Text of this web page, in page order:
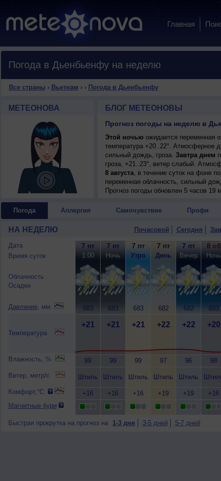
Главная
Погода в Дьенбьенфу на неделю
Все страны › Вьетнам › › Погода в Дьенбьенфу
МЕТЕОНОВА БЛОГ МЕТЕОНОВЫ
Прогноз погоды на неделю в
Этой ночьюожидается переменная
температура +20..22°. Атмосферное
сильный дождь, гроза. Завтра днем
гроза, +21..23°, ветер слабый.
8 августа, в течение суток на фоне
переменная облачность, сильный
+26..28°, ветер слабый.
Прогноз погоды обновлен 5 часов 19
Погода Аллергия Самочувствие Профи
НА НЕДЕЛЮ Почасовой Сегодня
Дата
Время суток
Облачность
Осадки
Давление, мм.
Температура
Влажность, %
Ветер, метр/с
Комфорт,°C
Магнитные бури
7 пт
1:00
683
+21
99
Штиль
+16
7 пт
Ночь
683
+21
99
Штиль
+16
7 пт
Утро
683
+21
99
Штиль
+16
7 пт
День
682
+22
97
Штиль
+19
7 пт
Вечер
682
+22
96
Штиль
+19
8 сб
Ночь
683
+20
98
+16
Быстрая прокрутка на прогноз на 1-3 дня 3-5 дней 5-7 дней